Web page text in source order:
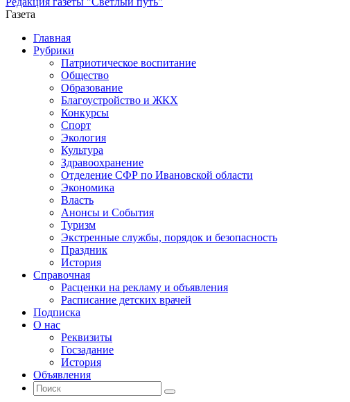
Газета
Промотать
содержимому
Главная
Рубрики
Патриотическое воспитание
Общество
Образование
Благоустройство и ЖКХ
Конкурсы
Спорт
Экология
Культура
Здравоохранение
Отделение СФР по Ивановской области
Экономика
Власть
Анонсы и События
Туризм
Экстренные службы, порядок и безопасность
Праздник
История
Справочная
Расценки на рекламу и объявления
Расписание детских врачей
Подписка
О нас
Реквизиты
Госзадание
История
Объявления
Поиск
Искать:
Поиск